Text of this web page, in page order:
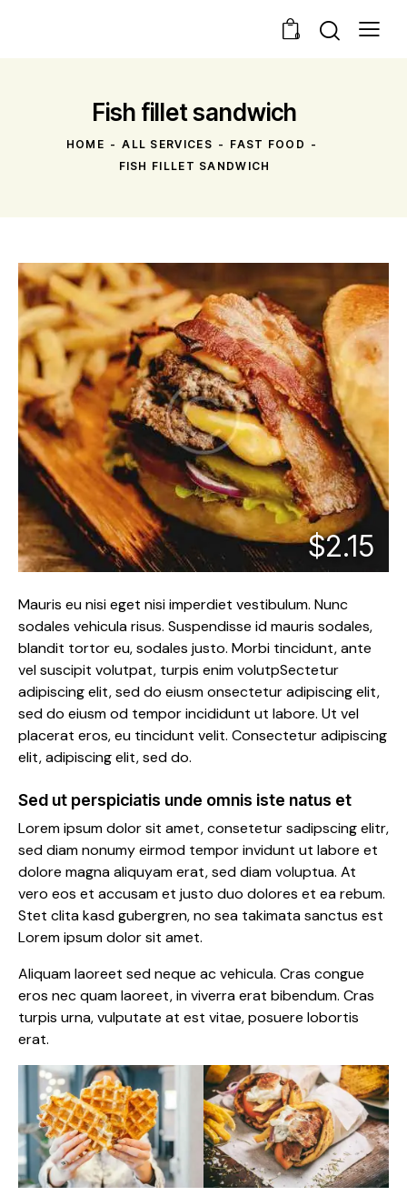
0
Fish fillet sandwich
HOME ALL SERVICES
FAST FOOD
FISH FILLET SANDWICH
$2.15
Mauris eu nisi eget nisi imperdiet vestibulum. Nunc
sodales vehicula risus. Suspendisse id mauris sodales,
blandit tortor eu, sodales justo. Morbi tincidunt, ante
vel suscipit volutpat, turpis enim volutpSectetur
adipiscing elit, sed do eiusm onsectetur adipiscing elit,
sed do eiusm od tempor incididunt ut labore. Ut vel
placerat eros, eu tincidunt velit. Consectetur adipiscing
elit, adipiscing elit, sed do.
Sed ut perspiciatis unde omnis iste natus et
Lorem ipsum dolor sit amet, consetetur sadipscing elitr,
sed diam nonumy eirmod tempor invidunt ut labore et
dolore magna aliquyam erat, sed diam voluptua. At
vero eos et accusam et justo duo dolores et ea rebum.
Stet clita kasd gubergren, no sea takimata sanctus est
Lorem ipsum dolor sit amet.
Aliquam laoreet sed neque ac vehicula. Cras congue
eros nec quam laoreet, in viverra erat bibendum. Cras
turpis urna, vulputate at est vitae, posuere lobortis
erat.